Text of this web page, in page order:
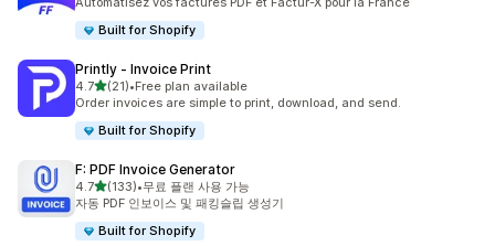
Built for Shopify
Printly ‑ Invoice Print
4.7별 5개 중
(21)
총 리뷰 21개
•Free plan available
Order invoices are simple to print, download, and send.
Built for Shopify
F: PDF Invoice Generator
4.7별 5개 중
(133)
총 리뷰 133개
•무료 플랜 사용 가능
자동 PDF 인보이스 및 패킹슬립 생성기
Built for Shopify